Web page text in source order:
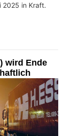
2025 in Kraft.
wird Ende